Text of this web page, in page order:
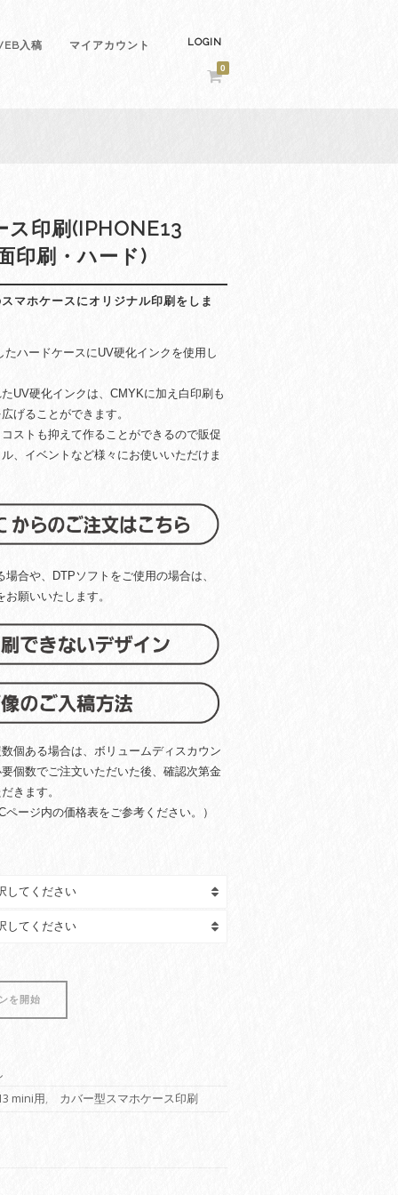
入稿 マイアカウント LOGIN
0
ス印刷(IPHONE13
印刷・ハード)
マホケースにオリジナル印刷をしま
たハードケースにUV硬化インクを使用し
UV硬化インクは、CMYKに加え白印刷も
げることができます。
ストも抑えて作ることができるので販促
、イベントなど様々にお使いいただけま
合や、DTPソフトをご使用の場合は、
願いいたします。
個ある場合は、ボリュームディスカウン
個数でご注文いただいた後、確認次第金
きます。
ージ内の価格表をご参考ください。）
を開始
mini用, カバー型スマホケース印刷